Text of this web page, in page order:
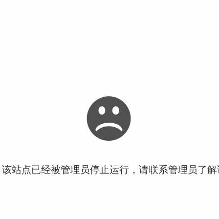
站点已经被管理员停止运行，请联系管理员了